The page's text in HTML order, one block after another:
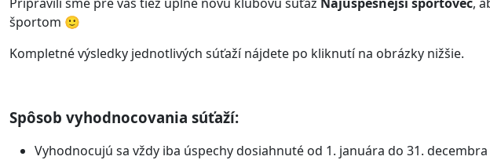
športom 🙂
Kompletné výsledky jednotlivých súťaží nájdete po kliknutí na obrázky nižšie.
Spôsob vyhodnocovania súťaží:
Vyhodnocujú sa vždy iba úspechy dosiahnuté od 1. januára do 31.